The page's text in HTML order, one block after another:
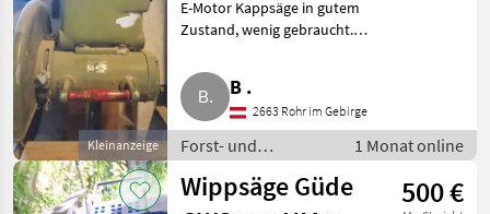
Kleinanzeige
E-Motor Kappsäge in gutem
Zustand, wenig gebraucht.
Kreissägen
B .
2663 Rohr im Gebirge
Forst- und
Holztechnik /
Kreissägen
1 Monat online
Wippsäge Güde
500 €